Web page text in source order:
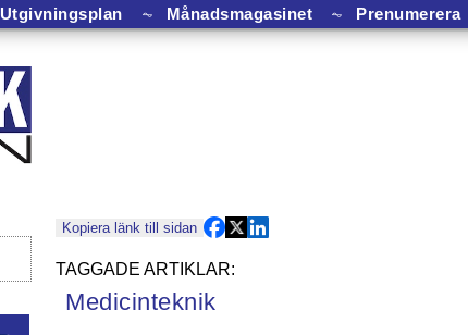
Utgivningsplan ⏦ Månadsmagasinet ⏦ Prenumerera
Kopiera länk till sidan
Medicinteknik